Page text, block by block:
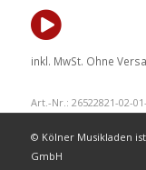
inkl. MwSt. Ohne
Art.-Nr.: 26522821-02-
© Kölner Musikladen
GmbH